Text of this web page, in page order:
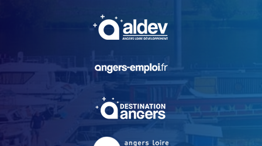
, Ouvre une nouvelle
, Ouvre une nouvelle